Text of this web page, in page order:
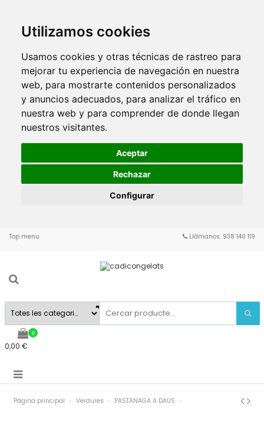
Utilizamos cookies
Usamos cookies y otras técnicas de rastreo para
mejorar tu experiencia de navegación en nuestra
web, para mostrarte contenidos personalizados
y anuncios adecuados, para analizar el tráfico en
nuestra web y para comprender de donde llegan
nuestros visitantes.
Aceptar
Rechazar
Configurar
Top menu Llámanos: 938 140 119
0
0,00 €
Pàgina principal Verdures PASTANAGA A DAUS